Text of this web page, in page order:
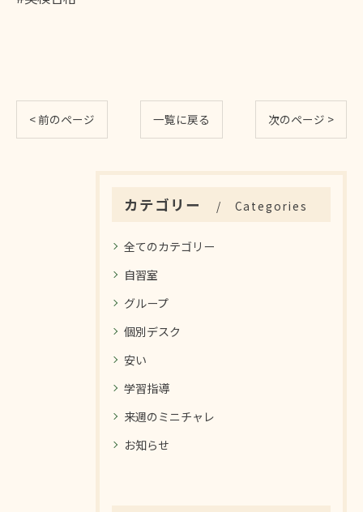
< 前のページ 一覧に戻る 次のページ >
カテゴリー Categories
全てのカテゴリー
自習室
グループ
個別デスク
安い
学習指導
来週のミニチャレ
お知らせ